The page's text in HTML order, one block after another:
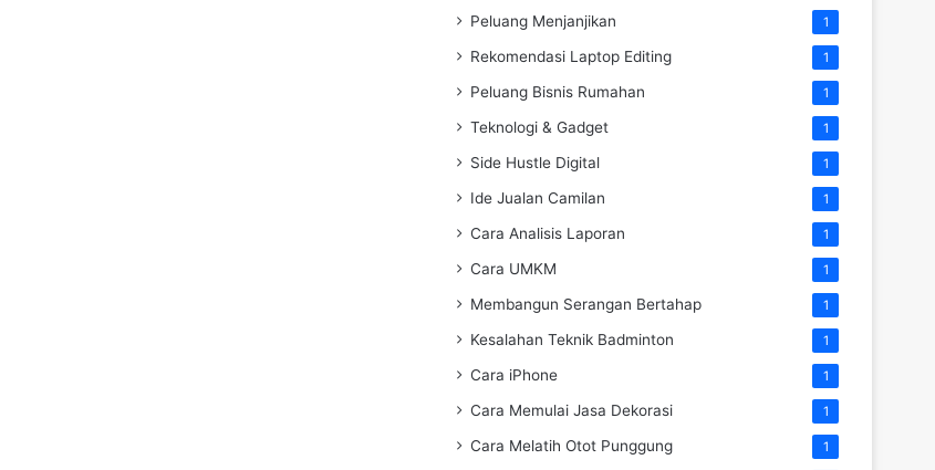
Peluang Menjanjikan 1
Rekomendasi Laptop Editing 1
Peluang Bisnis Rumahan 1
Teknologi & Gadget 1
Side Hustle Digital 1
Ide Jualan Camilan 1
Cara Analisis Laporan 1
Cara UMKM 1
Membangun Serangan Bertahap 1
Kesalahan Teknik Badminton 1
Cara iPhone 1
Cara Memulai Jasa Dekorasi 1
Cara Melatih Otot Punggung 1